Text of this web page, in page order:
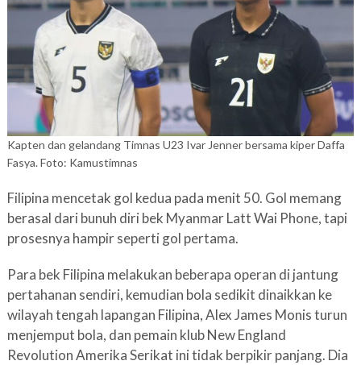
Kapten dan gelandang Timnas U23 Ivar Jenner bersama kiper Daffa
Fasya. Foto: Kamustimnas
Filipina mencetak gol kedua pada menit 50. Gol memang
berasal dari bunuh diri bek Myanmar Latt Wai Phone, tapi
prosesnya hampir seperti gol pertama.
Para bek Filipina melakukan beberapa operan di jantung
pertahanan sendiri, kemudian bola sedikit dinaikkan ke
wilayah tengah lapangan Filipina, Alex James Monis turun
menjemput bola, dan pemain klub New England
Revolution Amerika Serikat ini tidak berpikir panjang. Dia